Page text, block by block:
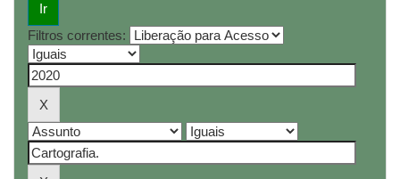
Filtros correntes: